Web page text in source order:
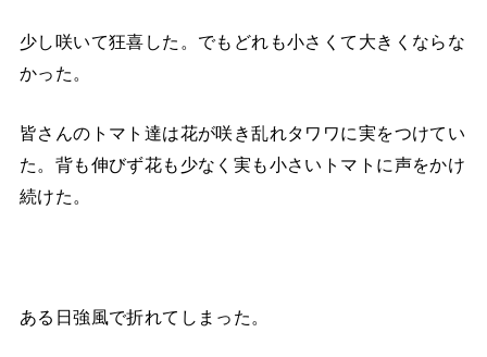
少し咲いて狂喜した。でもどれも小さくて大きくならな
かった。
皆さんのトマト達は花が咲き乱れタワワに実をつけてい
た。背も伸びず花も少なく実も小さいトマトに声をかけ
続けた。
ある日強風で折れてしまった。